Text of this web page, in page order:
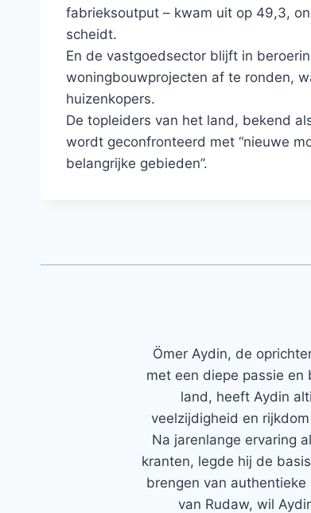
fabrieksoutput – kwam uit op 49,3,
scheidt.
En de vastgoedsector blijft in
woningbouwprojecten af ​​te ronden,
huizenkopers.
De topleiders van het land, bekend
wordt geconfronteerd met “nieuwe
belangrijke gebieden”.
Ömer Aydin, de
met een diepe passie en
land, heeft Aydin
veelzijdigheid en
Na jarenlange ervaring
kranten, legde hij de
brengen van
van Rudaw, wil